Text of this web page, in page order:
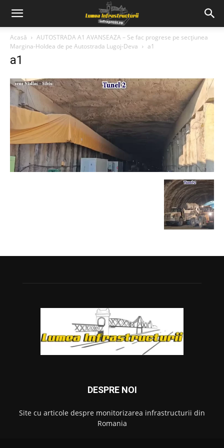
Acasă
AUTOSTRADA A1 AVANSEAZA – Se fac progrese pe secțiunea
Margina-Holdea de pe Autostrada Lugoj-Deva
a1
a1
DESPRE NOI
Site cu articole despre monitorizarea infrastructurii din
Romania